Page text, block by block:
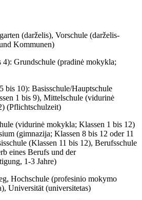
(darželis), Vorschule (darželis-
Kommunen)
4): Grundschule (pradinė mokykla;
bis 10): Basisschule/Hauptschule
1 bis 9), Mittelschule (vidurinė
(Pflichtschulzeit)
(vidurinė mokykla; Klassen 1 bis 12)
(gimnazija; Klassen 8 bis 12 oder 11
(Klassen 11 bis 12), Berufsschule
eines Berufs und der
1-3 Jahre)
Hochschule (profesinio mokymo
Universität (universitetas)